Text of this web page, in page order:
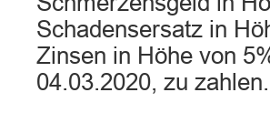
Schadensersatz in
Zinsen in Höhe von
04.03.2020, zu zahlen.